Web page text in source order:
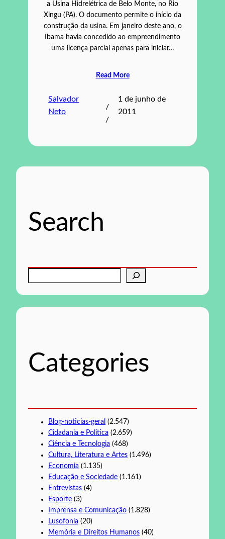
a Usina Hidrelétrica de Belo Monte, no Rio
Xingu (PA). O documento permite o início da
construção da usina. Em janeiro deste ano, o
Ibama havia concedido ao empreendimento
uma licença parcial apenas para iniciar…
Read More
Salvador
Neto
/
/
1 de junho de
2011
Search
aCategories
Blog-noticias-geral (2.547)
Cidadania e Política (2.659)
Ciência e Tecnologia (468)
Cultura, Literatura e Artes (1.496)
Economia (1.135)
Educação e Sociedade (1.161)
Entrevistas (4)
Esporte (3)
Imprensa e Comunicação (1.828)
Lusofonia (20)
Memória e Direitos Humanos (40)